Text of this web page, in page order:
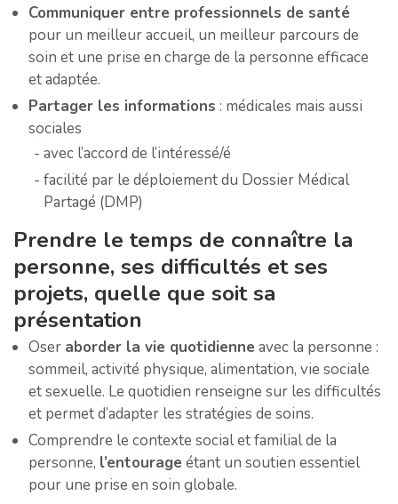
Communiquer entre professionnels de santé
pour un meilleur accueil, un meilleur parcours de
soin et une prise en charge de la personne efficace
et adaptée.
Partager les informations : médicales mais aussi
sociales
avec l’accord de l’intéressé/é
facilité par le déploiement du Dossier Médical
Partagé (DMP)
Prendre le temps de connaître la
personne, ses difficultés et ses
projets, quelle que soit sa
présentation
Oser aborder la vie quotidienne avec la personne :
sommeil, activité physique, alimentation, vie sociale
et sexuelle. Le quotidien renseigne sur les difficultés
et permet d’adapter les stratégies de soins.
Comprendre le contexte social et familial de la
personne, l’entourage étant un soutien essentiel
pour une prise en soin globale.